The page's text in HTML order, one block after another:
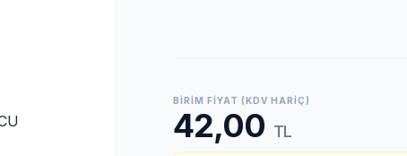
BIRIM FIYAT (KDV HARIÇ)
42,00 TL